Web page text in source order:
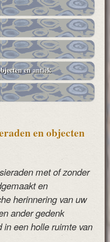
en antiek
en objecten
met of zonder
en
herinnering van uw
ander gedenk
een holle ruimte van